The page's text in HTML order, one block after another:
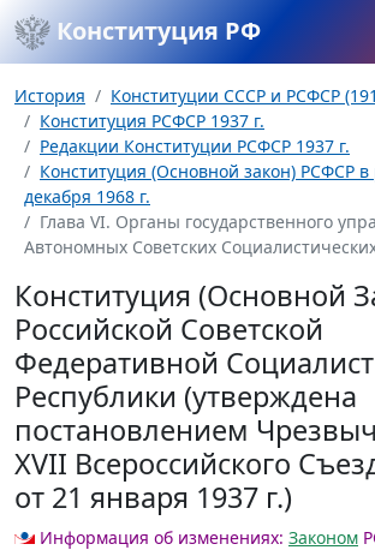
Конституция РФ
История
Конституции СССР и РСФСР
Конституция РСФСР 1937 г.
Редакции Конституции РСФСР 1937 г.
Конституция (Основной закон) РСФСР в
декабря 1968 г.
Глава VI. Органы государственного
Автономных Советских
Конституция (Основной
Российской Советской
Федеративной
Республики (утверждена
постановлением
XVII Всероссийского
от 21 января 1937 г.)
Информация об изменениях: Законом